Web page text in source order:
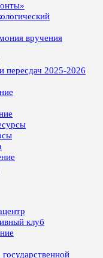
вручения
пересдач 2025-2026
клуб